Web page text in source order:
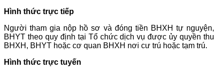
Hình thức trực tiếp
Người tham gia nộp hồ sơ và đóng tiền BHXH tự nguyện,
BHYT theo quy định tại Tổ chức dịch vụ được ủy quyền thu
BHXH, BHYT hoặc cơ quan BHXH nơi cư trú hoặc tạm trú.
Hình thức trực tuyến